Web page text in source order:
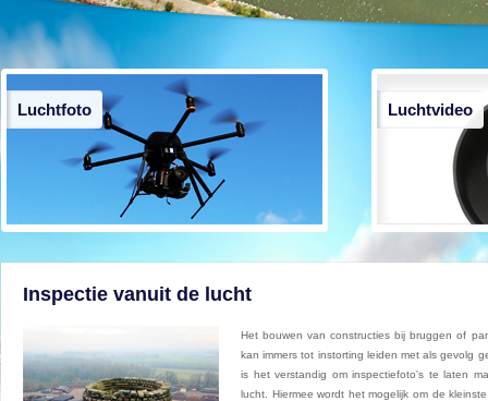
Luchtfoto Luchtvideo
Inspectie vanuit de lucht
Het bouwen van constructies bij bruggen of
kan immers tot instorting leiden met als gevolg
is het verstandig om inspectiefoto's te laten
lucht. Hiermee wordt het mogelijk om de